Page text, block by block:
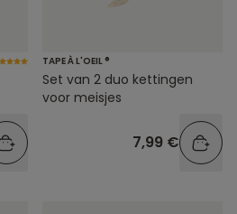
TAPE À L'OEIL ®
Set van 2 duo kettingen
voor meisjes
7,99 €